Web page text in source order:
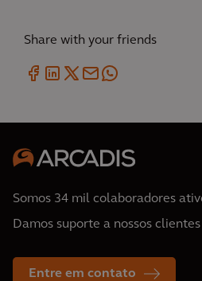
Share with your friends
Somos 34 mil colaboradores
Damos suporte a nossos
Entre em contato